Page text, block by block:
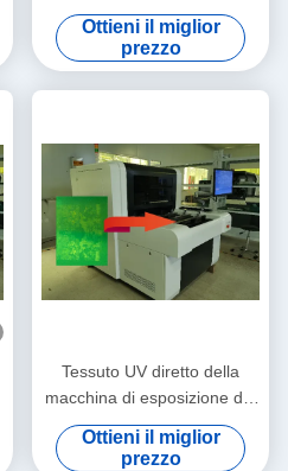
esposizione della macchina
Ottieni il miglior
prezzo
Tessuto UV diretto della
macchina di esposizione del
PWB del laser ISO9001
Ottieni il miglior
prezzo